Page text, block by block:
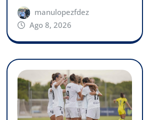
manulopezfdez
Ago 8, 2026